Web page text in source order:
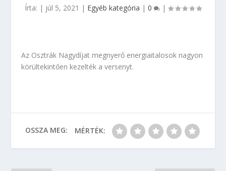
Írta: | júl 5, 2021 | Egyéb kategória | 0 |
Az Osztrák Nagydíjat megnyerő energiaitalosok nagyon
körültekintően kezelték a versenyt.
OSSZA MEG: MÉRTÉK: